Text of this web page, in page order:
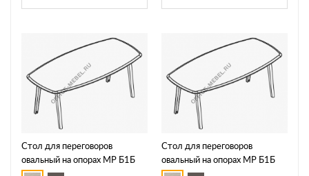
Стол для переговоров
овальный на опорах МР Б1Б
147
Стол для переговоров
овальный на опорах МР Б1Б
148